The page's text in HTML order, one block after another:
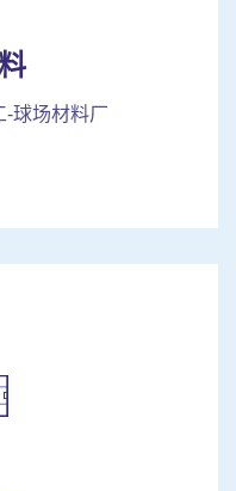
-球场材料厂